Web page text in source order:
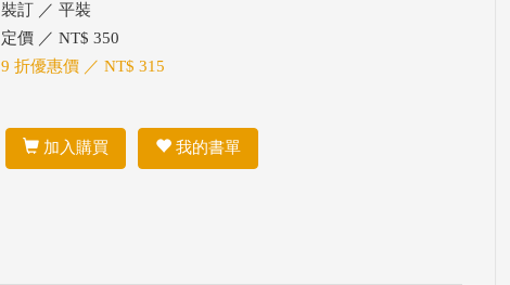
裝訂 ／ 平裝
定價 ／ NT$ 350
9 折優惠價 ／ NT$ 315
加入購買 我的書單